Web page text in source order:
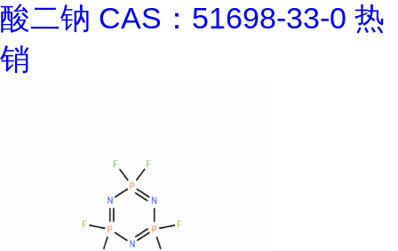
酸二钠 CAS：51698-33-0 热
销